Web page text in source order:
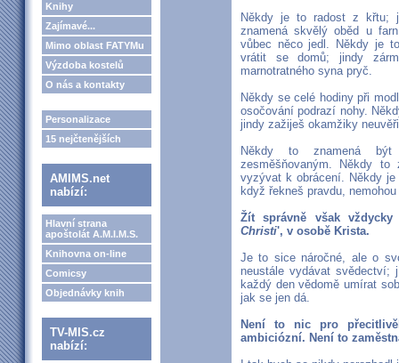
Knihy
Zajímavé...
Mimo oblast FATYMu
Výzdoba kostelů
O nás a kontakty
Personalizace
15 nejčtenějších
AMIMS.net
nabízí:
Hlavní strana
apoštolát A.M.I.M.S.
Knihovna on-line
Comicsy
Objednávky knih
TV-MIS.cz
nabízí:
Někdy je to radost z křtu;
znamená skvělý oběd u
vůbec něco jedl. Někdy je
vrátit se domů; jindy
marnotratného syna pryč.
Někdy se celé hodiny při
osočování podrazí nohy.
jindy zažiješ okamžiky
Někdy to znamená být
zesměšňovaným. Někdy
vyzývat k obrácení. Někdy
když řekneš pravdu,
Žít správně však
Christi', v osobě Krista.
Je to sice náročné, ale o
neustále vydávat svědectví;
každý den vědomě umírat
jak se jen dá.
Není to nic pro
ambiciózní. Není to